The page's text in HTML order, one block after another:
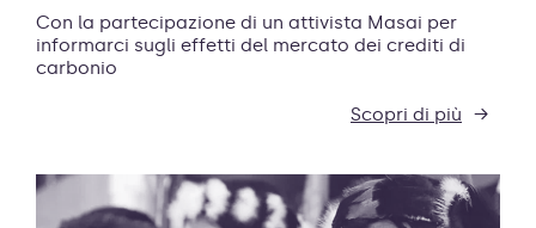
Con la partecipazione di un attivista Masai per
informarci sugli effetti del mercato dei crediti di
carbonio
Scopri di più